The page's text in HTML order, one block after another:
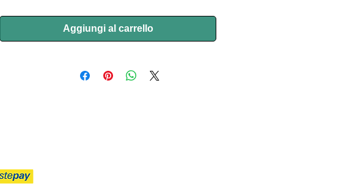
Aggiungi al carrello